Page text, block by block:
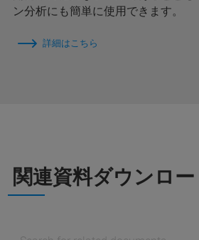
ン分析にも簡単に使用できます。
詳細はこちら
関連資料ダウンロー